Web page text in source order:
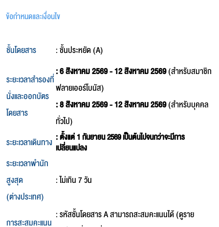
ข้อกำหนดและเงื่อนไข
ชั้นโดยสาร : ชั้นประหยัด (A)
ระยะเวลาสำรองที่
นั่งและออกบัตร
โดยสาร
: 6 สิงหาคม 2569 - 12 สิงหาคม 2569(สำหรับสมาชิก
ฟลายเออร์โบนัส)
: 8 สิงหาคม 2569 - 12 สิงหาคม 2569(สำหรับบุคคล
ทั่วไป)
ระยะเวลาเดินทาง : ตั้งแต่ 1 กันยายน 2569 เป็นต้นไปจนกว่าจะมีการ
เปลี่ยนแปลง
ระยะเวลาพำนัก
สูงสุด
(ต่างประเทศ)
: ไม่เกิน 7 วัน
การสะสมคะแนน
: รหัสชั้นโดยสาร A สามารถสะสมคะแนนได้ (ดูราย